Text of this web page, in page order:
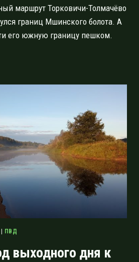
маршрут Торковичи-Толмачёво
границ Мшинского болота. А
его южную границу пешком.
ПВД
выходного дня к